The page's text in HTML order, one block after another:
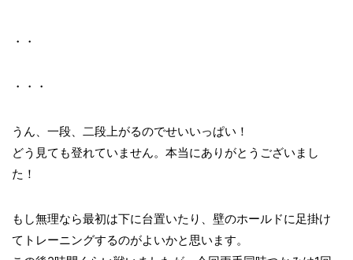
・・
・・・
うん、一段、二段上がるのでせいいっぱい！
どう見ても登れていません。本当にありがとうございまし
た！
もし無理なら最初は下に台置いたり、壁のホールドに足掛け
てトレーニングするのがよいかと思います。